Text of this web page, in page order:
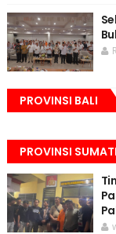
PROVINSI BALI
PROVINSI